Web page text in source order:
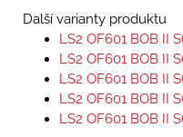
Další varianty produktu
LS2 OF601 BOB II
LS2 OF601 BOB II
LS2 OF601 BOB II
LS2 OF601 BOB II
LS2 OF601 BOB II